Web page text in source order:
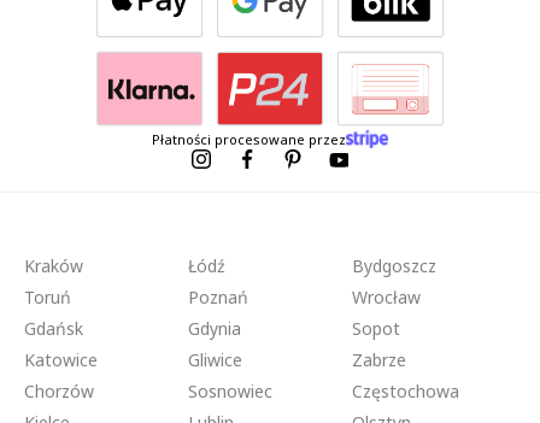
Płatności procesowane przez
Kraków Łódź
Bydgoszcz
Toruń
Poznań
Wrocław
Gdańsk
Gdynia
Sopot
Katowice
Gliwice
Zabrze
Chorzów
Sosnowiec
Częstochowa